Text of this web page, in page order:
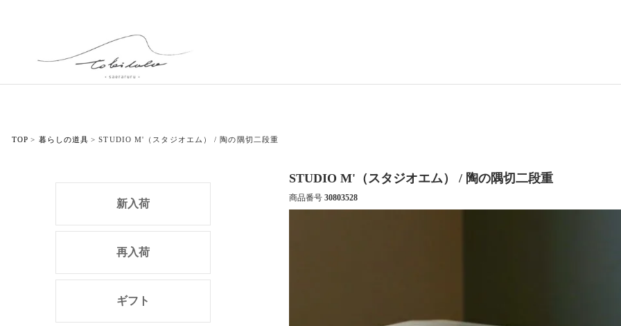
TOP 暮らしの道具 STUDIO M'（スタジオエム） / 陶の隅切二段重
新入荷
再入荷
ギフト
STUDIO M'（スタジオエム） / 陶の隅切二段重
商品番号 30803528